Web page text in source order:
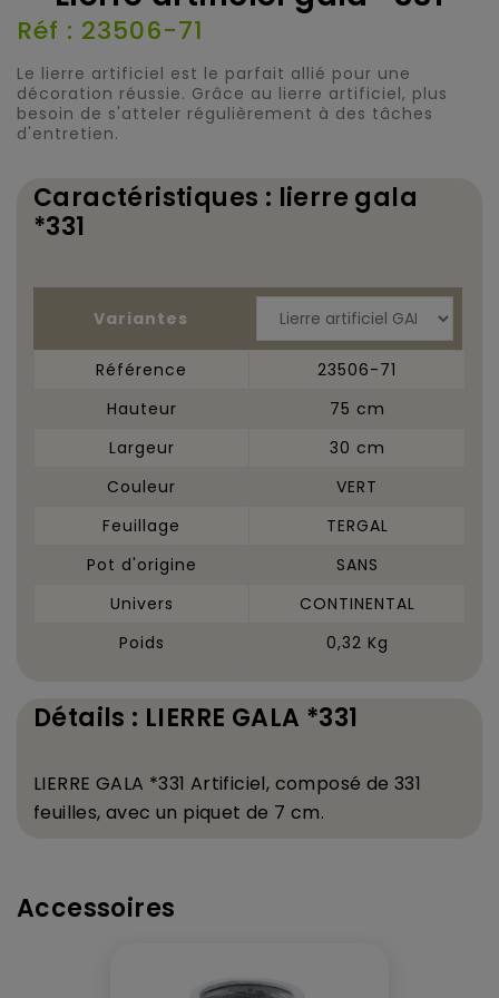
Réf : 23506-71
Le lierre artificiel est le parfait allié pour une
décoration réussie. Grâce au lierre artificiel, plus
besoin de s'atteler régulièrement à des tâches
d'entretien.
Caractéristiques : lierre gala
*331
Variantes
Référence
23506-71
Hauteur
75 cm
Largeur
30 cm
Couleur
VERT
Feuillage
TERGAL
Pot d'origine
SANS
Univers
CONTINENTAL
Poids
0,32 Kg
Détails : LIERRE GALA *331
LIERRE GALA *331 Artificiel, composé de 331
feuilles, avec un piquet de 7 cm.
Accessoires